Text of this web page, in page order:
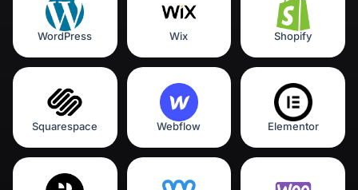
WordPress Wix Shopify
Squarespace Webflow Elementor